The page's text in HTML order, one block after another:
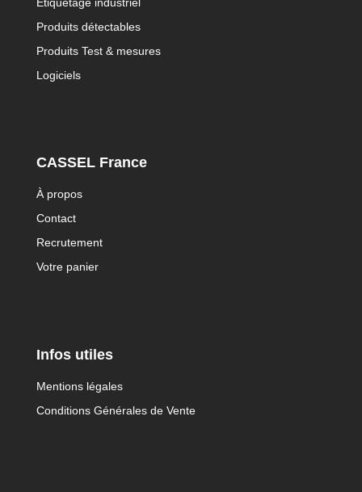
Étiquetage industriel
Produits détectables
Produits Test & mesures
Logiciels
CASSEL France
À propos
Contact
Recrutement
Votre panier
Infos utiles
Mentions légales
Conditions Générales de Vente